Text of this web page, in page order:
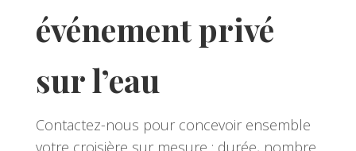
événement privé
sur l’eau
Contactez-nous pour concevoir ensemble
votre croisière sur mesure : durée, nombre